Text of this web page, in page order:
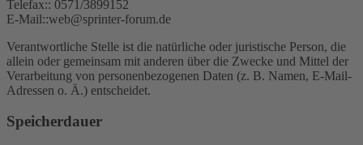
Telefax:: 0571/3899152
E-Mail::web@sprinter-forum.de
Verantwortliche Stelle ist die natürliche oder juristische Person, die
allein oder gemeinsam mit anderen über die Zwecke und Mittel der
Verarbeitung von personenbezogenen Daten (z. B. Namen, E-Mail-
Adressen o. Ä.) entscheidet.
Speicherdauer